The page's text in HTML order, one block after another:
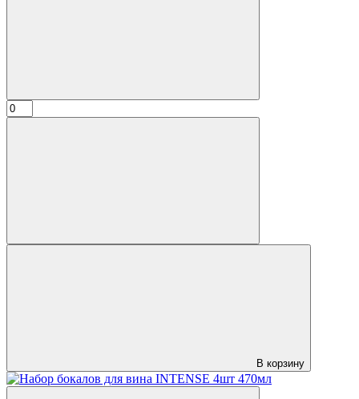
В корзину